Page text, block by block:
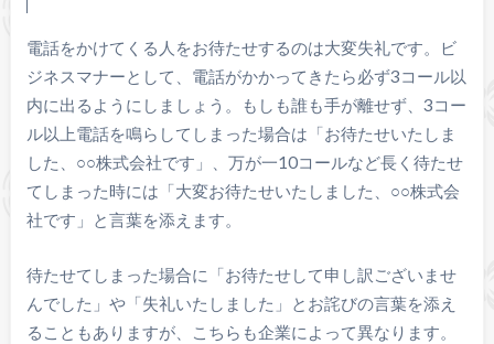
電話をかけてくる人をお待たせするのは大変失礼です。ビ
ジネスマナーとして、電話がかかってきたら必ず3コール以
内に出るようにしましょう。もしも誰も手が離せず、3コー
ル以上電話を鳴らしてしまった場合は「お待たせいたしま
した、○○株式会社です」、万が一10コールなど長く待たせ
てしまった時には「大変お待たせいたしました、○○株式会
社です」と言葉を添えます。
待たせてしまった場合に「お待たせして申し訳ございませ
んでした」や「失礼いたしました」とお詫びの言葉を添え
ることもありますが、こちらも企業によって異なります。